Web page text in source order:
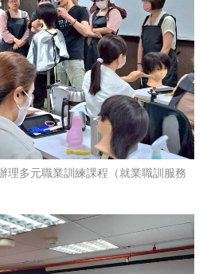
理多元職業訓練課程（就業職訓服務